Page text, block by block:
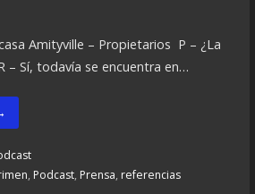
Amityville – Propietarios P – ¿La
– Sí, todavía se encuentra en…
, Podcast, Prensa, referencias